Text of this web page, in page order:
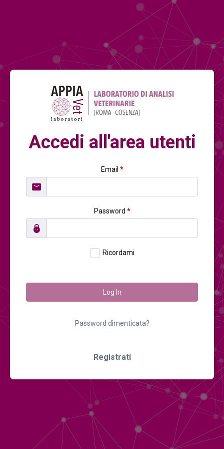
Accedi all'area utenti
Email *
Password *
Ricordami
Log In
Password dimenticata?
Registrati